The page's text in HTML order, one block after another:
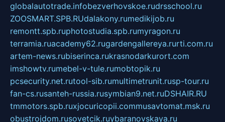
globalautotrade.infobezverhovskoe.rudrsschool.ru
ZOOSMART.SPB.RUdalakony.rumedikijob.ru
remontt.spb.ruphotostudia.spb.rumyragon.ru
terramia.ruacademy62.rugardengallereya.rurti.com.ru
artem-news.rubiserinca.rukrasnodarkurort.com
imshowtv.rumebel-v-tule.rumobtopik.ru
pcsecurity.net.rutool-sib.rumultimetrunit.rusp-tour.ru
fan-cs.rusanteh-russia.rusymbian9.net.ruDSHAIR.RU
tmmotors.spb.ruxjocuricopii.commusavtomat.msk.ru
obustrojdom.rusovetcik.ruybaranovskaya.ru